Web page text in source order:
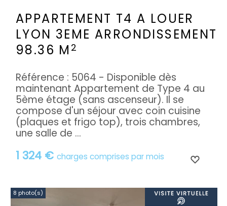
APPARTEMENT T4 A LOUER
LYON 3EME ARRONDISSEMENT
98.36 M 2
1 324 € charges comprises par mois
Référence : 5064 - Disponible dès
maintenant Appartement de Type 4 au
5ème étage (sans ascenseur). Il se
compose d'un séjour avec coin cuisine
(plaques et frigo top), trois chambres,
une salle de ...
8 photo(s)